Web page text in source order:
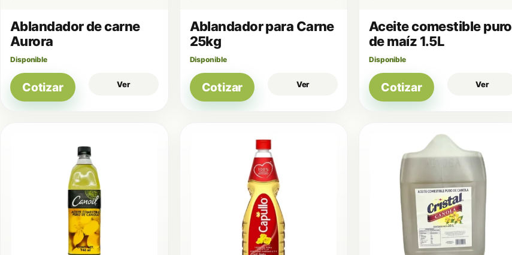
Ablandador de carne
Aurora
Disponible
Cotizar Ver
Ablandador para Carne
25kg
Disponible
Cotizar Ver
Aceite comestible puro
de maíz 1.5L
Disponible
Cotizar Ver